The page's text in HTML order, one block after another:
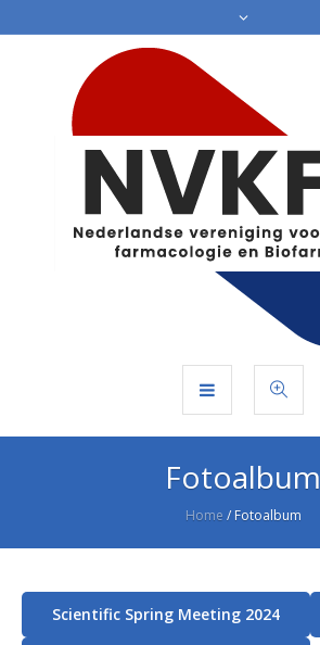
Fotoalbum
Home / Fotoalbum
Scientific Spring Meeting 2024